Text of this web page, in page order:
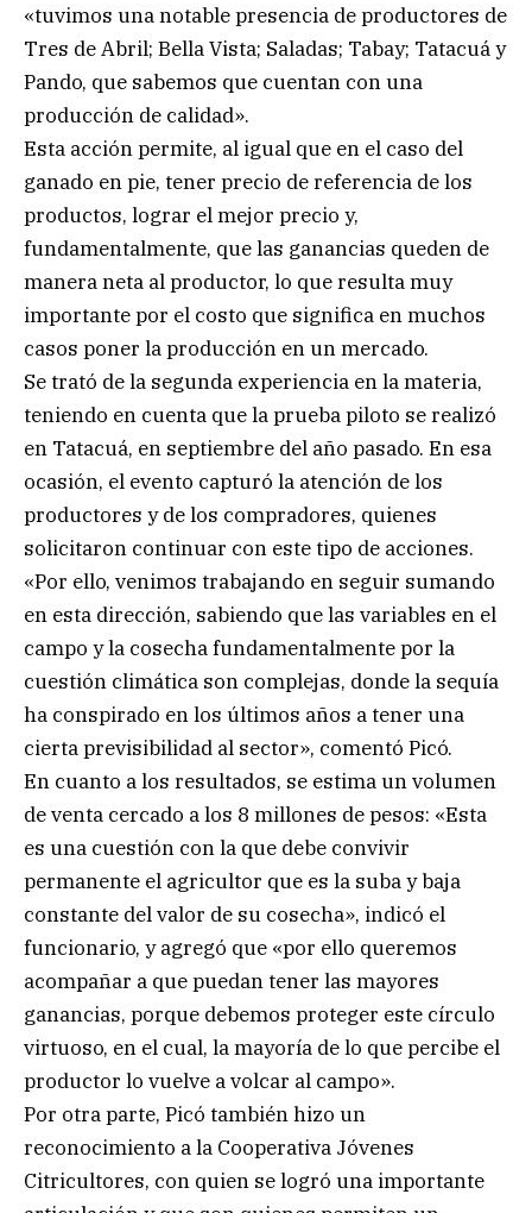
«tuvimos una notable presencia de productores de
Tres de Abril; Bella Vista; Saladas; Tabay; Tatacuá y
Pando, que sabemos que cuentan con una
producción de calidad».
Esta acción permite, al igual que en el caso del
ganado en pie, tener precio de referencia de los
productos, lograr el mejor precio y,
fundamentalmente, que las ganancias queden de
manera neta al productor, lo que resulta muy
importante por el costo que significa en muchos
casos poner la producción en un mercado.
Se trató de la segunda experiencia en la materia,
teniendo en cuenta que la prueba piloto se realizó
en Tatacuá, en septiembre del año pasado. En esa
ocasión, el evento capturó la atención de los
productores y de los compradores, quienes
solicitaron continuar con este tipo de acciones.
«Por ello, venimos trabajando en seguir sumando
en esta dirección, sabiendo que las variables en el
campo y la cosecha fundamentalmente por la
cuestión climática son complejas, donde la sequía
ha conspirado en los últimos años a tener una
cierta previsibilidad al sector», comentó Picó.
En cuanto a los resultados, se estima un volumen
de venta cercado a los 8 millones de pesos: «Esta
es una cuestión con la que debe convivir
permanente el agricultor que es la suba y baja
constante del valor de su cosecha», indicó el
funcionario, y agregó que «por ello queremos
acompañar a que puedan tener las mayores
ganancias, porque debemos proteger este círculo
virtuoso, en el cual, la mayoría de lo que percibe el
productor lo vuelve a volcar al campo».
Por otra parte, Picó también hizo un
reconocimiento a la Cooperativa Jóvenes
Citricultores, con quien se logró una importante